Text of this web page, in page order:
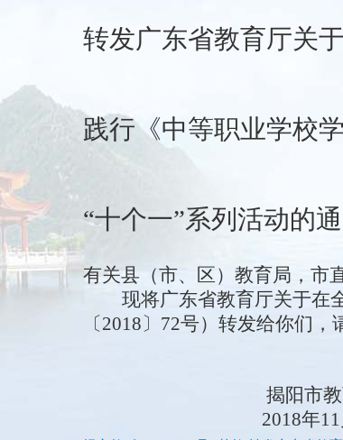
转发广东省教育厅关
践行《中等职业学校学
“十个一”系列活动的
有关县（市、区）教育局，市
现将广东省教育厅关于在
〔2018〕72号）转发给你们
揭阳市教育
2018年11月